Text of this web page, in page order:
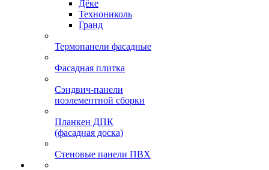
Дёке
Технониколь
Гранд
Термопанели фасадные
Фасадная плитка
Сэндвич-панели
поэлементной сборки
Планкен ДПК
(фасадная доска)
Стеновые панели ПВХ